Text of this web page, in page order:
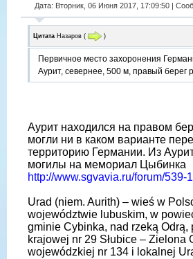
Дата: Вторник, 06 Июня 2017, 17:09:50 |
Цитата Назаров ( )
Первичное место захоронения
Аурит, севернее, 500 м, правый берег
Аурит находился на правом
могли ни в каком варианте
территорию Германии. Из
могилы на мемориал Цыбинка
http://www.sgvavia.ru/forum/539-
Urad (niem. Aurith) – wieś w
województwie lubuskim, w
gminie Cybinka, nad rzeką Odrą,
krajowej nr 29 Słubice – Zielona
wojewódzkiej nr 134 i lokalnej